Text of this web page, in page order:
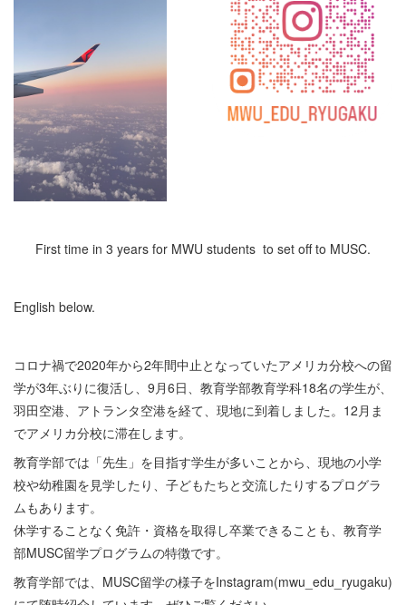
First time in 3 years for MWU students to set off to MUSC.
English below.
コロナ禍で2020年から2年間中止となっていたアメリカ分校への留
学が3年ぶりに復活し、9月6日、教育学部教育学科18名の学生が、
羽田空港、アトランタ空港を経て、現地に到着しました。12月ま
でアメリカ分校に滞在します。
教育学部では「先生」を目指す学生が多いことから、現地の小学
校や幼稚園を見学したり、子どもたちと交流したりするプログラ
ムもあります。
休学することなく免許・資格を取得し卒業できることも、教育学
部MUSC留学プログラムの特徴です。
教育学部では、MUSC留学の様子をInstagram(mwu_edu_ryugaku)